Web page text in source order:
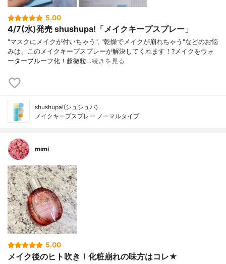
5.00
4/7(水)発売 shushupa!「メイクキープスプレー」
"マスクにメイクが付いちゃう", "乾燥でメイクが崩れちゃう"などのお悩
みは、このメイクキープスプレーが解決してくれます！?メイクをウォ
ータープルーフ化！超微粒…続きを見る
shushupa!(シュシュパ)
メイクキープスプレー ノーマルタイプ
mimi
5.00
メイク後のヒト吹き！化粧崩れの味方はコレ★